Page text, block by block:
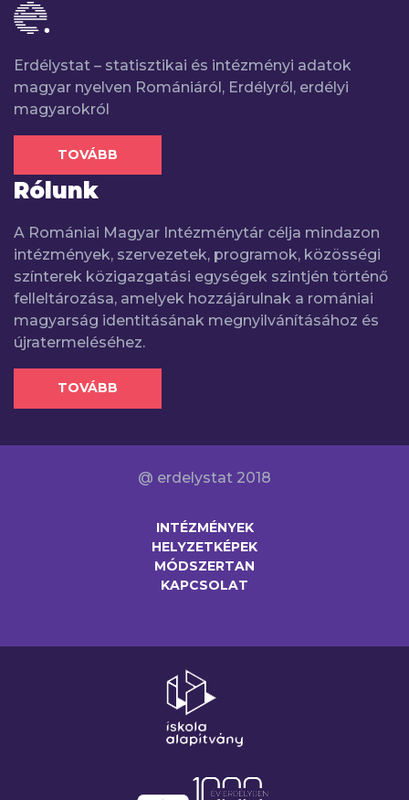
Erdélystat – statisztikai és intézményi adatok
magyar nyelven Romániáról, Erdélyről, erdélyi
magyarokról
TOVÁBB
Rólunk
A Romániai Magyar Intézménytár célja mindazon
intézmények, szervezetek, programok, közösségi
színterek közigazgatási egységek szintjén történő
felleltározása, amelyek hozzájárulnak a romániai
magyarság identitásának megnyilvánításához és
újratermeléséhez.
TOVÁBB
@ erdelystat 2018
INTÉZMÉNYEK
HELYZETKÉPEK
MÓDSZERTAN
KAPCSOLAT